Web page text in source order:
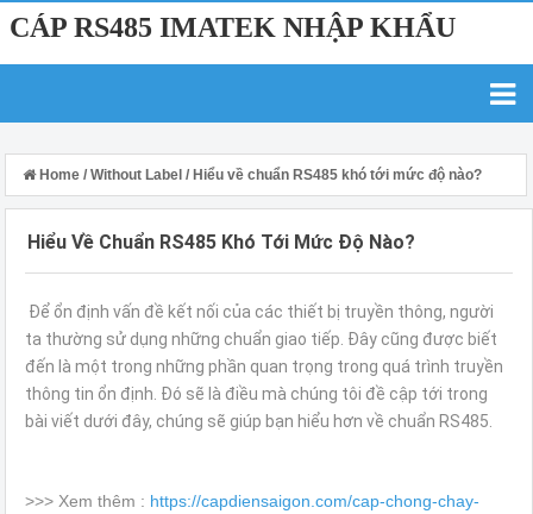
CÁP RS485 IMATEK NHẬP KHẨU
Home / Without Label / Hiểu về chuẩn RS485 khó tới mức độ nào?
Hiểu Về Chuẩn RS485 Khó Tới Mức Độ Nào?
Để ổn định vấn đề kết nối của các thiết bị truyền thông, người
ta thường sử dụng những chuẩn giao tiếp. Đây cũng được biết
đến là một trong những phần quan trọng trong quá trình truyền
thông tin ổn định. Đó sẽ là điều mà chúng tôi đề cập tới trong
bài viết dưới đây, chúng sẽ giúp bạn hiểu hơn về chuẩn RS485.
>>> Xem thêm : https://capdiensaigon.com/cap-chong-chay-